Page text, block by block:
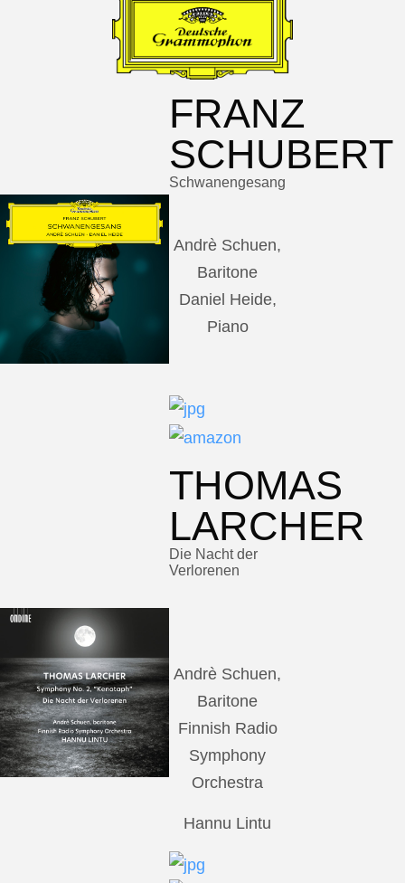
FRANZ
SCHUBERT
Schwanengesang
Andrè Schuen,
Baritone
Daniel Heide,
Piano
THOMAS
LARCHER
Die Nacht der
Verlorenen
Andrè Schuen,
Baritone
Finnish Radio
Symphony
Orchestra
Hannu Lintu